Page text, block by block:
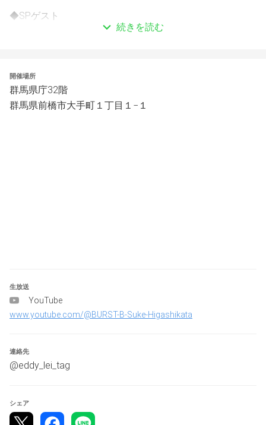
◆SPゲスト
FIREWORKS｜FIGHTER/ファイター様
GG(グッドゲームス)
https://goodgames.jp/
〒371-8570 群馬県前橋市大手町１丁目１−１
◆駐車場について
◆アクセス(電車・バス)
JR両毛線前橋駅下車、バス約6分
中央前橋駅下車、バス約7分
続きを読む
開催場所
群馬県庁32階
群馬県前橋市大手町１丁目１−１
生放送
YouTube
www.youtube.com/@BURST-B-Suke-Higashikata
連絡先
@eddy_lei_tag
シェア